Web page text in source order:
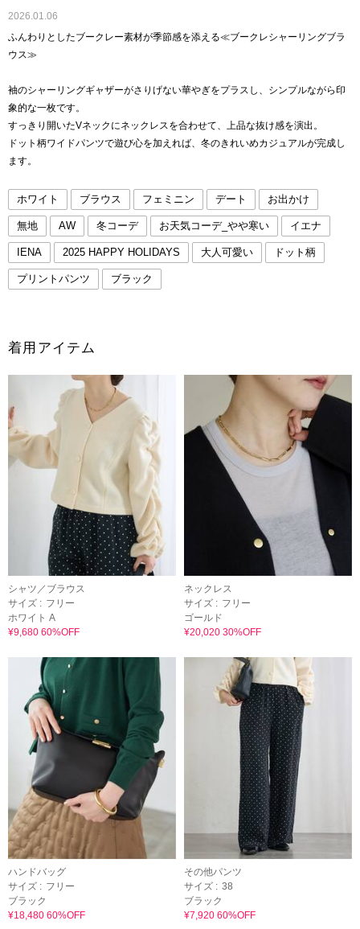
2026.01.06
ふんわりとしたブークレー素材が季節感を添える≪ブークレシャーリングブラ
ウス≫
袖のシャーリングギャザーがさりげない華やぎをプラスし、シンプルながら印
象的な一枚です。
すっきり開いたVネックにネックレスを合わせて、上品な抜け感を演出。
ドット柄ワイドパンツで遊び心を加えれば、冬のきれいめカジュアルが完成し
ます。
ホワイト ブラウス フェミニン デート お出かけ
無地 AW 冬コーデ お天気コーデ_やや寒い イエナ
IENA 2025 HAPPY HOLIDAYS 大人可愛い ドット柄
プリントパンツ ブラック
着用アイテム
シャツ／ブラウス
サイズ : フリー
ホワイト A
¥9,680 60%OFF
ネックレス
サイズ : フリー
ゴールド
¥20,020 30%OFF
ハンドバッグ
サイズ : フリー
ブラック
¥18,480 60%OFF
その他パンツ
サイズ : 38
ブラック
¥7,920 60%OFF